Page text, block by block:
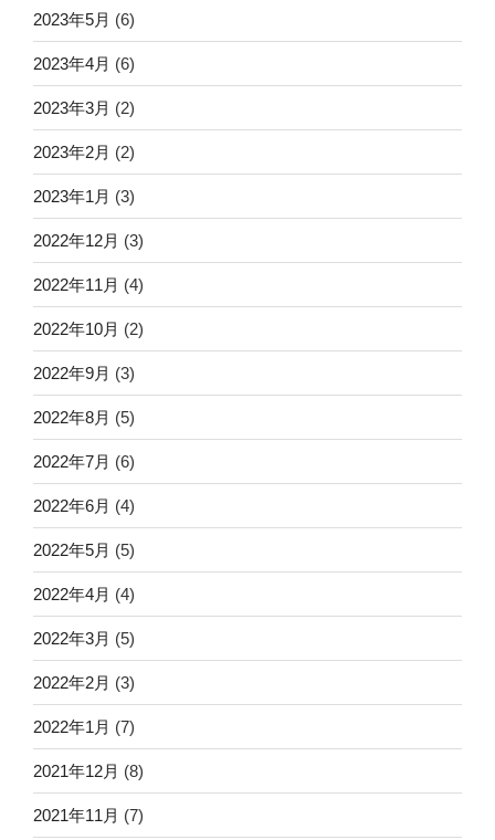
2023年5月 (6)
2023年4月 (6)
2023年3月 (2)
2023年2月 (2)
2023年1月 (3)
2022年12月 (3)
2022年11月 (4)
2022年10月 (2)
2022年9月 (3)
2022年8月 (5)
2022年7月 (6)
2022年6月 (4)
2022年5月 (5)
2022年4月 (4)
2022年3月 (5)
2022年2月 (3)
2022年1月 (7)
2021年12月 (8)
2021年11月 (7)